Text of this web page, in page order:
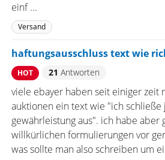
einf ...
Versand
haftungsausschluss text wie
HOT 21 Antworten
viele ebayer haben seit einiger zeit
auktionen ein text wie "ich schließe
gewährleistung aus". ich habe aber
willkürlichen formulierungen vor
was sollte man also schreiben um